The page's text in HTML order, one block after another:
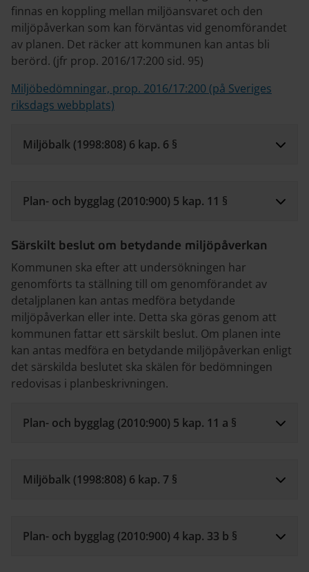
finnas en koppling mellan miljöansvaret och den
miljöpåverkan som kan förväntas vid genomförandet
av planen. Det räcker att kommunen kan antas bli
berörd. (jfr prop. 2016/17:200 sid. 95)
Miljöbedömningar, prop. 2016/17:200 (på Sveriges
riksdags webbplats)
Miljöbalk (1998:808) 6 kap. 6 §
Plan- och bygglag (2010:900) 5 kap. 11 §
Särskilt beslut om betydande miljöpåverkan
Kommunen ska efter att undersökningen har
genomförts ta ställning till om genomförandet av
detaljplanen kan antas medföra betydande
miljöpåverkan eller inte. Detta ska göras genom att
kommunen fattar ett särskilt beslut. Om planen inte
kan antas medföra en betydande miljöpåverkan enligt
det särskilda beslutet ska skälen för bedömningen
redovisas i planbeskrivningen.
Plan- och bygglag (2010:900) 5 kap. 11 a §
Miljöbalk (1998:808) 6 kap. 7 §
Plan- och bygglag (2010:900) 4 kap. 33 b §